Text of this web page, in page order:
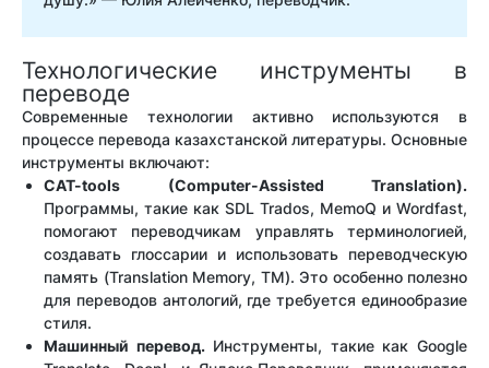
Технологические инструменты в
переводе
Современные технологии активно используются в
процессе перевода казахстанской литературы. Основные
инструменты включают:
CAT-tools (Computer-Assisted Translation).
Программы, такие как SDL Trados, MemoQ и Wordfast,
помогают переводчикам управлять терминологией,
создавать глоссарии и использовать переводческую
память (Translation Memory, TM). Это особенно полезно
для переводов антологий, где требуется единообразие
стиля.
Машинный перевод.Инструменты, такие как Google